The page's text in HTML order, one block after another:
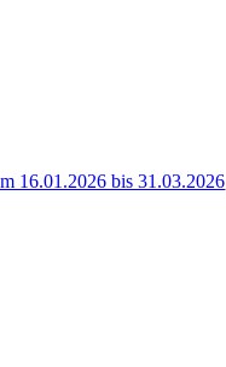
16.01.2026 bis 31.03.2026